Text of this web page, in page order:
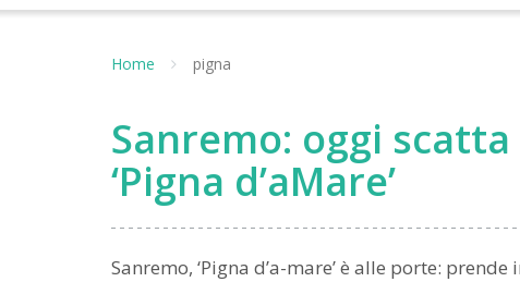
Home pigna
Sanremo: oggi
‘Pigna d’aMare’
Sanremo, ‘Pigna d’a-mare’ è alle porte: